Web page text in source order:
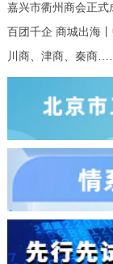
解意大利葡萄酒的
此次酒展的一大亮
可“穿越”到万里之
酿造工艺，并同
接中国国际进口博
嘉兴市衢州商会正式